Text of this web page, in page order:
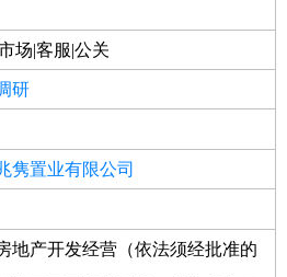
场|客服|公关
研
隽置业有限公司
地产开发经营（依法须经批准的